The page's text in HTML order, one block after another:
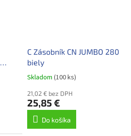
C Zásobník CN JUMBO 280
biely
Skladom (100 ks)
21,02 € bez DPH
25,85 €
Do košíka